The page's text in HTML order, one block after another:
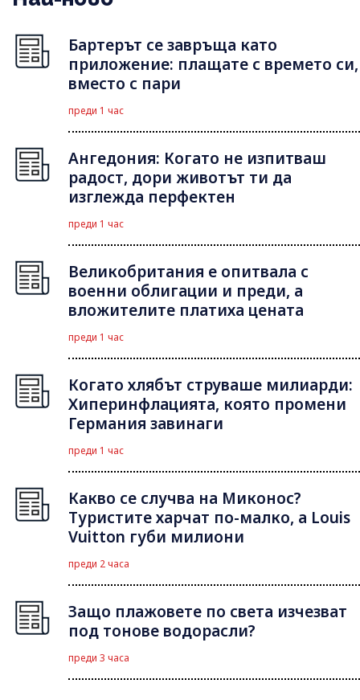
Бартерът се завръща като
приложение: плащате с времето си,
вместо с пари
преди 1 час
Ангедония: Когато не изпитваш
радост, дори животът ти да
изглежда перфектен
преди 1 час
Великобритания е опитвала с
военни облигации и преди, а
вложителите платиха цената
преди 1 час
Когато хлябът струваше милиарди:
Хиперинфлацията, която промени
Германия завинаги
преди 1 час
Какво се случва на Миконос?
Туристите харчат по-малко, а Louis
Vuitton губи милиони
преди 2 часа
Защо плажовете по света изчезват
под тонове водорасли?
преди 3 часа